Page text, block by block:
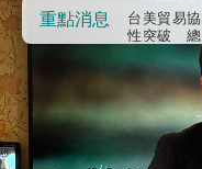
重點消息
台美貿易
性突破 總
升級 籲請
臺美簽署
疊加 我輸
總統接受
外交部長
世界 需要